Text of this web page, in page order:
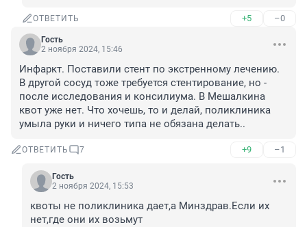
ОТВЕТИТЬ +5 –0
Гость
2 ноября 2024, 15:46
Инфаркт. Поставили стент по экстренному лечению.
В другой сосуд тоже требуется стентирование, но -
после исследования и консилиума. В Мешалкина
квот уже нет. Что хочешь, то и делай, поликлиника
умыла руки и ничего типа не обязана делать..
ОТВЕТИТЬ 7 +9 –1
Гость
2 ноября 2024, 15:53
квоты не поликлиника дает,а Минздрав.Если их
нет,где они их возьмут